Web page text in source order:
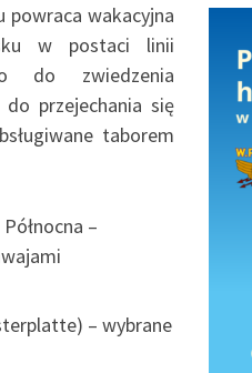
powraca wakacyjna
w postaci linii
do zwiedzenia
przejechania się
taborem
–
– wybrane